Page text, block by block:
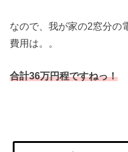
なので、我が家の2窓分の
費用は。。
合計36万円程ですねっ！